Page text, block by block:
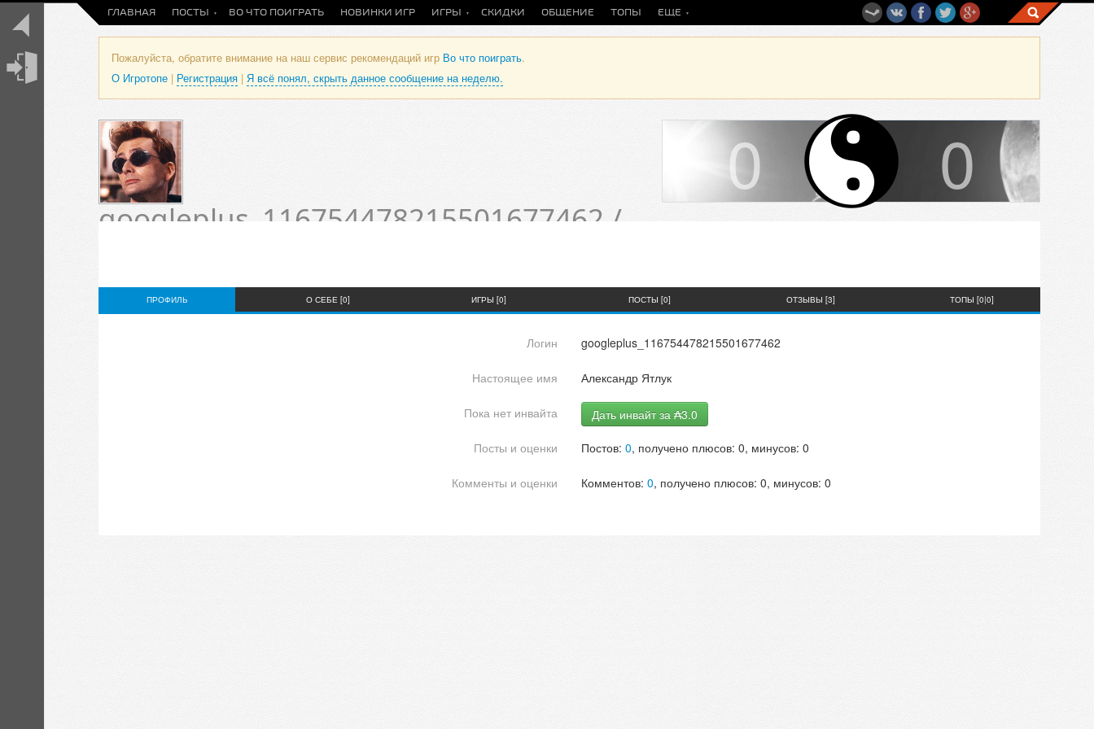
ГЛАВНАЯ ПОСТЫ ВО ЧТО ПОИГРАТЬ НОВИНКИ ИГР ИГРЫ СКИДКИ ОБЩЕНИЕ ТОПЫ ЕЩЕ
Пожалуйста, обратите внимание на наш сервис рекомендаций игр Во что поиграть.
О Игротопе | Регистрация | Я всё понял, скрыть данное сообщение на неделю.
googleplus_116754478215501677462 /
0 0
ПРОФИЛЬ О СЕБЕ [0] ИГРЫ [0] ПОСТЫ [0] ОТЗЫВЫ [3] ТОПЫ [0|0]
Логин googleplus_116754478215501677462
Настоящее имя Александр Ятлук
Пока нет инвайта Дать инвайт за ₳3.0
Посты и оценки Постов: 0, получено плюсов: 0, минусов: 0
Комменты и оценки Комментов: 0, получено плюсов: 0, минусов: 0